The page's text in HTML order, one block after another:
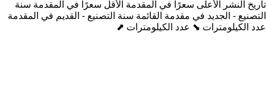
تاريخ النشر
الأعلى سعرًا في المقدمة الأقل سعرًا في المقدمة سنة
التصنيع - الجديد في مقدمة القائمة سنة التصنيع - القديم في المقدمة
عدد الكيلومترات ⬊ عدد الكيلومترات ⬈